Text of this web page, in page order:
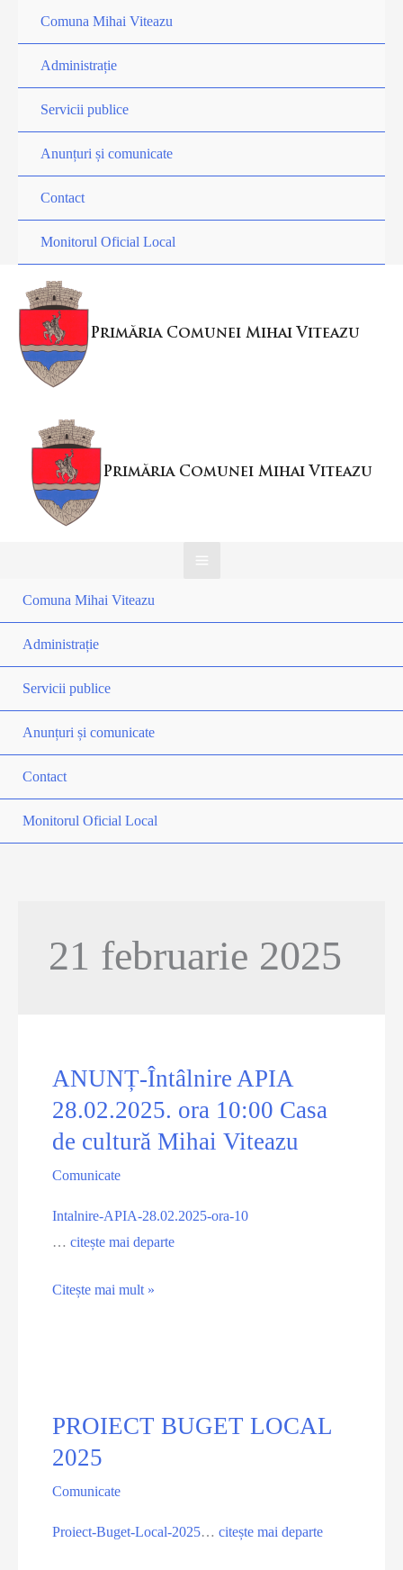
Comuna Mihai Viteazu
Administrație
Servicii publice
Anunțuri și comunicate
Contact
Monitorul Oficial Local
Primăria Comunei Mihai Viteazu
Primăria Comunei Mihai Viteazu
Menu
Comuna Mihai Viteazu
Administrație
Servicii publice
Anunțuri și comunicate
Contact
Monitorul Oficial Local
21 februarie 2025
ANUNȚ-Întâlnire APIA
28.02.2025. ora 10:00 Casa
de cultură Mihai Viteazu
Comunicate
Intalnire-APIA-28.02.2025-ora-10
…citește mai departe
ANUNȚ-
10:00
cultură
Mihai
Citește mai mult »
PROIECT BUGET LOCAL
2025
Comunicate
Proiect-Buget-Local-2025…citește mai departe